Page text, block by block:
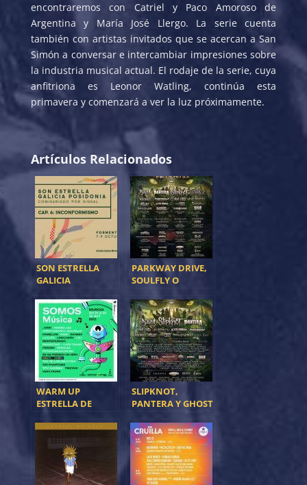
encontraremos con Catriel y Paco Amoroso de
Argentina y María José Llergo. La serie cuenta
también con artistas invitados que se acercan a San
Simón a conversar e intercambiar impresiones sobre
la industria musical actual. El rodaje de la serie, cuya
anfitriona es Leonor Watling, continúa esta
primavera y comenzará a ver la luz próximamente.
Artículos Relacionados
SON ESTRELLA
GALICIA
PARKWAY DRIVE,
SOULFLY O
WEAPONS ENTRE
LAS NOVEDADES
DEL CARTEL DE
RESURRECTION
FEST ESTRELLA
GALICIA 2023
WARM UP
ESTRELLA DE
PRESENTA LA
PROGRAMACIÓN
PARALELA
GRATUITA DE
SOMOS MURCIA
SLIPKNOT,
PANTERA Y GHOST
CABEZAS DE
CARTEL DE
RESURRECTION
FEST ESTRELLA
GALICIA 2023